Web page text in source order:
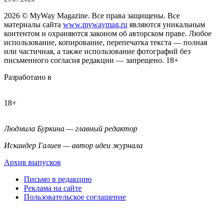
2026 © MyWay Magazine. Все права защищены. Все
материалы сайта www.mywaymag.ru являются уникальным
контентом и охраняются законом об авторском праве. Любое
использование, копирование, перепечатка текста — полная
или частичная, а также использование фотографий без
письменного согласия редакции — запрещено. 18+
Разработано в
18+
Людмила Буркина — главный редактор
Искандер Галиев — автор идеи журнала
Архив выпусков
Письмо в редакцию
Реклама на сайте
Пользовательское соглашение